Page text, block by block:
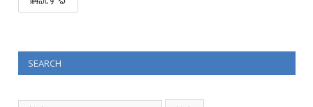
SEARCH